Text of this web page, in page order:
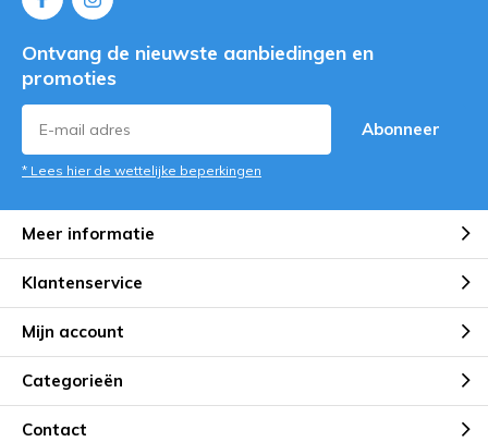
Ontvang de nieuwste aanbiedingen en
promoties
Abonneer
* Lees hier de wettelijke beperkingen
Meer informatie
Klantenservice
Mijn account
Categorieën
Contact